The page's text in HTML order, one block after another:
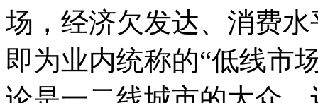
场，经济欠发达、消费
即为业内统称的“低线市